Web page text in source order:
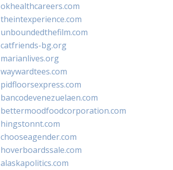
okhealthcareers.com
theintexperience.com
unboundedthefilm.com
catfriends-bg.org
marianlives.org
waywardtees.com
pidfloorsexpress.com
bancodevenezuelaen.com
bettermoodfoodcorporation.com
hingstonnt.com
chooseagender.com
hoverboardssale.com
alaskapolitics.com